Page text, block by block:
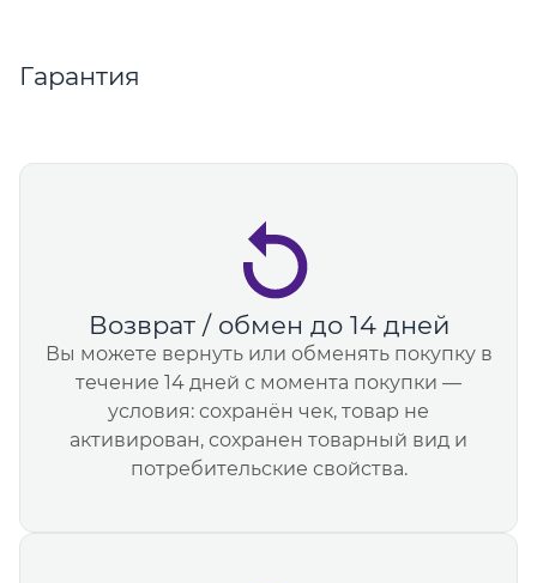
Гарантия
Возврат / обмен до 14 дней
Вы можете вернуть или обменять покупку в
течение 14 дней с момента покупки —
условия: сохранён чек, товар не
активирован, сохранен товарный вид и
потребительские свойства.